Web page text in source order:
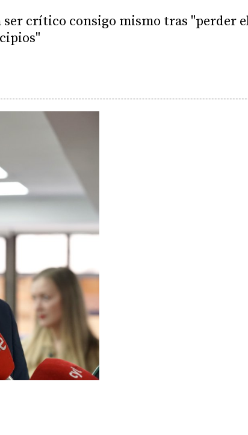
crítico consigo mismo tras "perder